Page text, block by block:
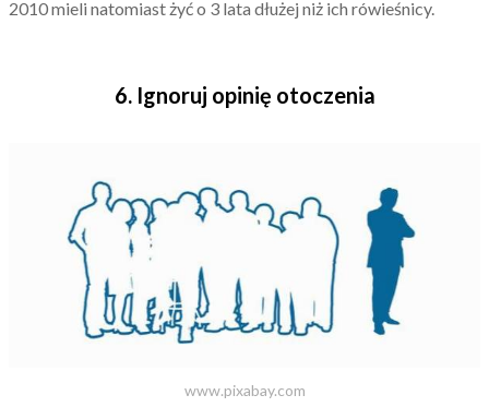
2010 mieli natomiast żyć o 3 lata dłużej niż ich rówieśnicy.
6. Ignoruj opinię otoczenia
www.pixabay.com